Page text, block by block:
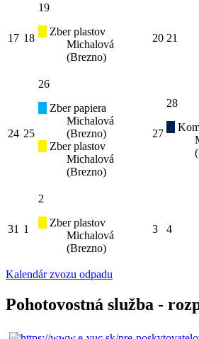
17 18
19
Zber plastov
Michalová
(Brezno)
20 21
24 25
26
Zber papiera
Michalová
(Brezno)
Zber plastov
Michalová
(Brezno)
27
28
31 1
2
Zber plastov
Michalová
(Brezno)
3 4
Kalendár zvozu odpadu
Pohotovostná služba -